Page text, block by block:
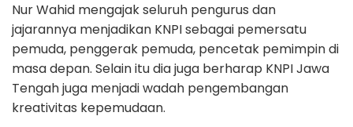
Nur Wahid mengajak seluruh pengurus dan
jajarannya menjadikan KNPI sebagai pemersatu
pemuda, penggerak pemuda, pencetak pemimpin di
masa depan. Selain itu dia juga berharap KNPI Jawa
Tengah juga menjadi wadah pengembangan
kreativitas kepemudaan.